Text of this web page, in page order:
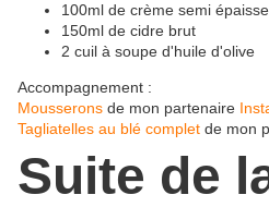
100ml de crème semi épaisse
150ml de cidre brut
2 cuil à soupe d'huile d'olive
Accompagnement :
Mousserons de mon partenaire
Tagliatelles au blé complet de mon
Suite de